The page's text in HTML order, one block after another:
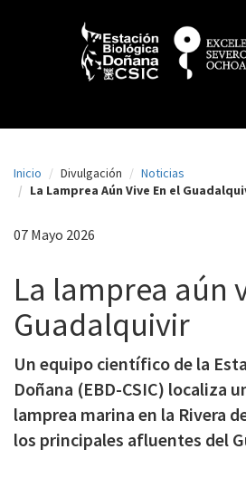
g
Inicio Divulgación
Noticias
La Lamprea Aún Vive En el
07 Mayo 2026
La lamprea aún
Guadalquivir
Un equipo científico de la
Doñana (EBD-CSIC) localiza
lamprea marina en la Rivera
los principales afluentes del